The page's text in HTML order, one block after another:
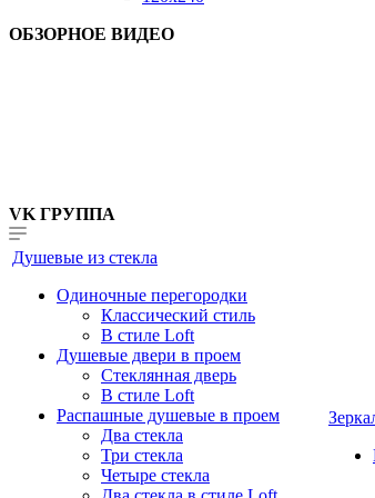
ОБЗОРНОЕ ВИДЕО
VK ГРУППА
Душевые из стекла
Одиночные перегородки
Классический стиль
В стиле Loft
Душевые двери в проем
Стеклянная дверь
В стиле Loft
Распашные душевые в проем
Два стекла
Три стекла
Четыре стекла